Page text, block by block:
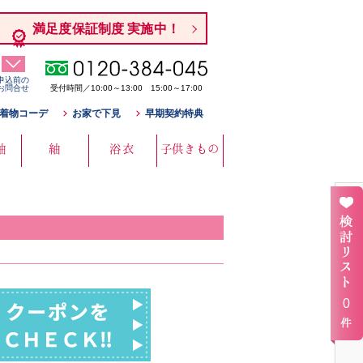
満足度保証制度 実施中！
込前の
問合せ
受付時間／10:00～13:00 15:00～17:00
物コーデ お家で下見 早期契約特典
紬 浴衣 子供きもの
0